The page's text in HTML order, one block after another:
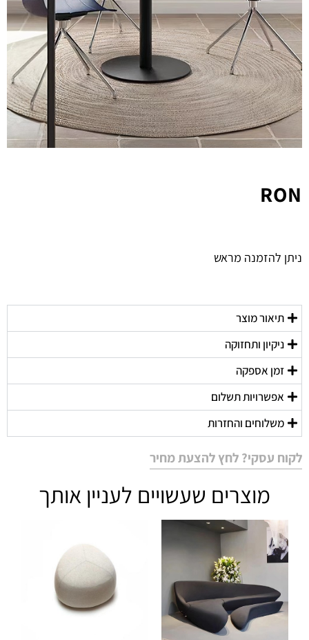
RON
ניתן להזמנה מראש
תיאור מוצר
ניקיון ותחזוקה
זמן אספקה
אפשרויות תשלום
משלוחים והחזרות
לקוח עסקי? לחץ להצעת מחיר
מוצרים שעשויים לעניין אותך